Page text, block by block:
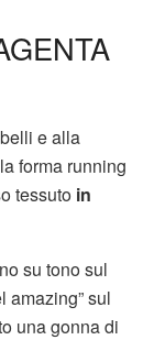
e alla
forma running
tessuto in
su tono sul
amazing” sul
una gonna di